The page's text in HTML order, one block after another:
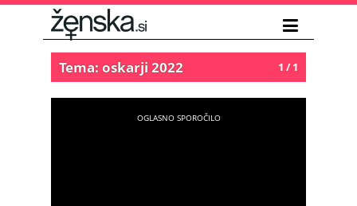
1 / 1
Tema: oskarji 2022